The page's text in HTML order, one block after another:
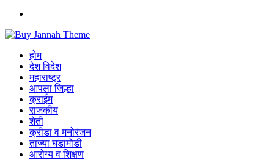
होम
देश विदेश
महाराष्ट्र
आपला जिल्हा
क्राईम
राजकीय
शेती
क्रीडा व मनोरंजन
ताज्या घडामोडी
आरोग्य व शिक्षण